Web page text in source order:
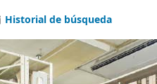
Historial de búsqueda